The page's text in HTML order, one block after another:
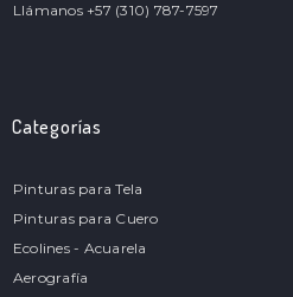
Llámanos +57 (310) 787-7597
Categorías
Pinturas para Tela
Pinturas para Cuero
Ecolines - Acuarela
Aerografía